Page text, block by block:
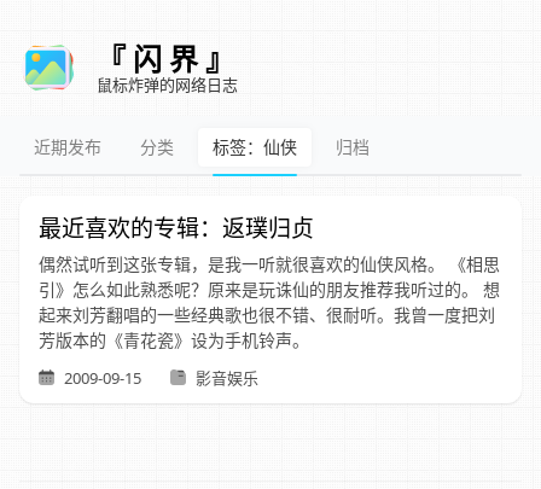
『 闪 界 』
鼠标炸弹的网络日志
近期发布 分类 标签：仙侠 归档
最近喜欢的专辑：返璞归贞
偶然试听到这张专辑，是我一听就很喜欢的仙侠风格。 《相思
引》怎么如此熟悉呢？原来是玩诛仙的朋友推荐我听过的。 想
起来刘芳翻唱的一些经典歌也很不错、很耐听。我曾一度把刘
芳版本的《青花瓷》设为手机铃声。
2009-09-15 影音娱乐